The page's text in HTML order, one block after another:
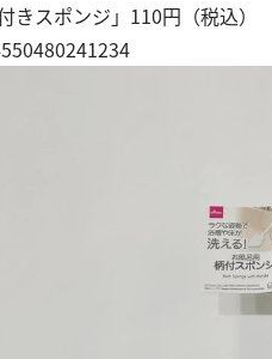
きスポンジ」110円（税込）